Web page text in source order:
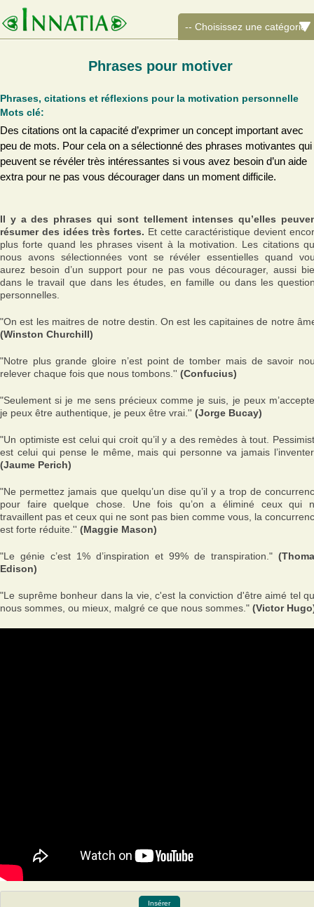
Phrases pour motiver
Phrases, citations et réflexions pour la motivation personnelle
Mots clé:
Des citations ont la capacité d’exprimer un concept important avec
peu de mots. Pour cela on a sélectionné des phrases motivantes qui
peuvent se révéler très intéressantes si vous avez besoin d’un aide
extra pour ne pas vous décourager dans un moment difficile.
Il y a des phrases qui sont tellement intenses qu’elles
résumer des idées très fortes. Et cette caractéristique devient
plus forte quand les phrases visent à la motivation. Les citations
nous avons sélectionnées vont se révéler essentielles quand
aurez besoin d’un support pour ne pas vous décourager, aussi
dans le travail que dans les études, en famille ou dans les
personnelles.
"On est les maitres de notre destin. On est les capitaines de notre
(Winston Churchill)
"Notre plus grande gloire n’est point de tomber mais de savoir
relever chaque fois que nous tombons.'' (Confucius)
"Seulement si je me sens précieux comme je suis, je peux
je peux être authentique, je peux être vrai.'' (Jorge Bucay)
"Un optimiste est celui qui croit qu’il y a des remèdes à tout.
est celui qui pense le même, mais qui personne va jamais
(Jaume Perich)
"Ne permettez jamais que quelqu’un dise qu’il y a trop de
pour faire quelque chose. Une fois qu’on a éliminé ceux qui
travaillent pas et ceux qui ne sont pas bien comme vous, la
est forte réduite.'' (Maggie Mason)
"Le génie c’est 1% d’inspiration et 99% de transpiration."
Edison)
"Le suprême bonheur dans la vie, c'est la conviction d'être aimé tel
nous sommes, ou mieux, malgré ce que nous sommes." (Victor
Insérer